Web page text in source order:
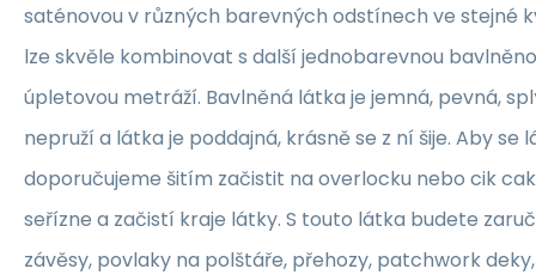
saténovou v různých barevných odstínech ve stejné
lze skvěle kombinovat s další jednobarevnou
úpletovou metráží. Bavlněná látka je jemná, pevná,
nepruží a látka je poddajná, krásně se z ní šije. Aby se
doporučujeme šitím začistit na overlocku nebo cik
seřízne a začistí kraje látky. S touto látka budete
závěsy, povlaky na polštáře, přehozy, patchwork